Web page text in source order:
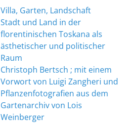
Villa, Garten, Landschaft
Stadt und Land in der
florentinischen Toskana als
ästhetischer und politischer
Raum
Christoph Bertsch ; mit einem
Vorwort von Luigi Zangheri und
Pflanzenfotografien aus dem
Gartenarchiv von Lois
Weinberger